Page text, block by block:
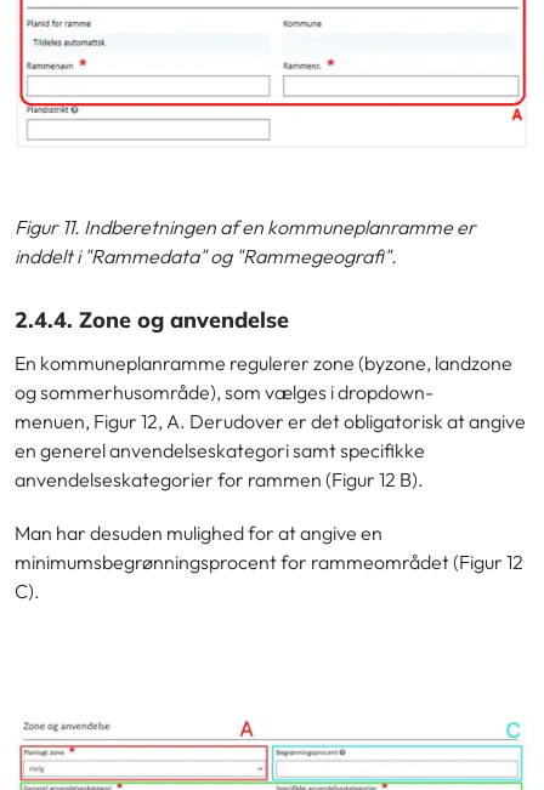
Figur 11. Indberetningen af en kommuneplanramme er
inddelt i "Rammedata" og "Rammegeografi".
2.4.4. Zone og anvendelse
En kommuneplanramme regulerer zone (byzone, landzone
og sommerhusområde), som vælges i dropdown-
menuen, Figur 12, A. Derudover er det obligatorisk at angive
en generel anvendelseskategori samt specifikke
anvendelseskategorier for rammen (Figur 12 B).
Man har desuden mulighed for at angive en
minimumsbegrønningsprocent for rammeområdet (Figur 12
C).